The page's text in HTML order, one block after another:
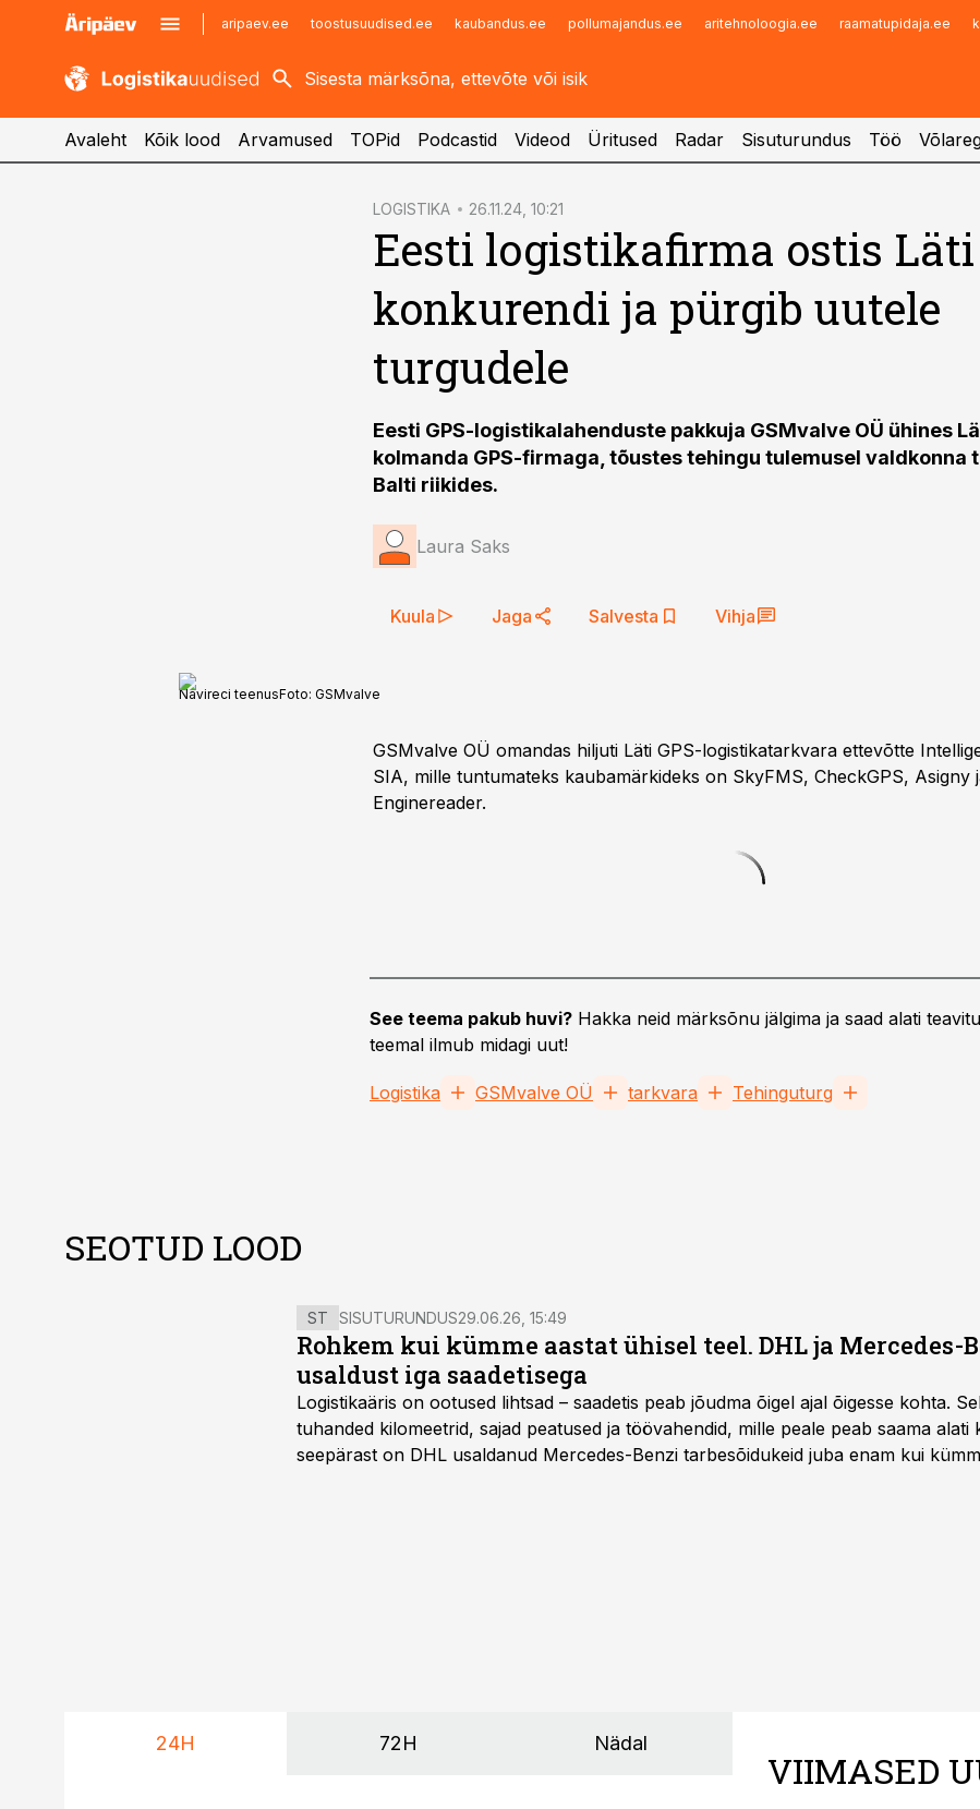
aripaev.ee toostusuudised.ee kaubandus.ee pollumajandus.ee aritehnoloogia.ee raamatupidaja.ee
kaubandus.ee
kinnisvarauudised.ee
imelineajalugu.ee
Infopank
Avaleht Kõik lood Arvamused TOPid Podcastid Videod Üritused Radar Sisuturundus Töö
LOGISTIKA 26.11.24, 10:21
Eesti logistikafirma ostis Läti
konkurendi ja pürgib uutele
turgudele
Eesti GPS-logistikalahenduste pakkuja GSMvalve OÜ ühines
kolmanda GPS-firmaga, tõustes tehingu tulemusel valdkonna
Balti riikides.
Laura Saks
Kuula Jaga Salvesta Vihja
Navireci teenusFoto: GSMvalve
GSMvalve OÜ omandas hiljuti Läti GPS-logistikatarkvara ettevõtte
SIA, mille tuntumateks kaubamärkideks on SkyFMS, CheckGPS, Asigny
Enginereader.
See teema pakub huvi? Hakka neid märksõnu jälgima ja saad alati
teemal ilmub midagi uut!
Logistika GSMvalve OÜ tarkvara Tehinguturg
SEOTUD LOOD
ST SISUTURUNDUS29.06.26, 15:49
Rohkem kui kümme aastat ühisel teel. DHL ja Mercedes-
usaldust iga saadetisega
Logistikaäris on ootused lihtsad – saadetis peab jõudma õigel ajal õigesse kohta.
tuhanded kilomeetrid, sajad peatused ja töövahendid, mille peale peab saama alati
seepärast on DHL usaldanud Mercedes-Benzi tarbesõidukeid juba enam kui
24H 72H Nädal
VIIMASED